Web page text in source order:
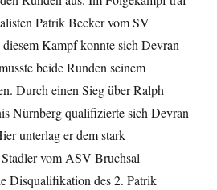
Patrik Becker vom SV
Kampf konnte sich Devran
beide Runden seinem
Durch einen Sieg über Ralph
Nürnberg qualifizierte sich Devran
unterlag er dem stark
Stadler vom ASV Bruchsal
Disqualifikation des 2. Patrik